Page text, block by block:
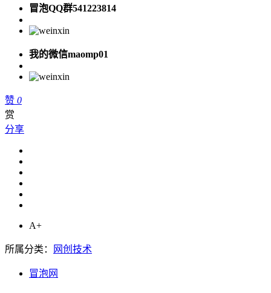
冒泡QQ群541223814
我的微信maomp01
赞 0
赏
分享
A+
所属分类： 网创技术
冒泡网